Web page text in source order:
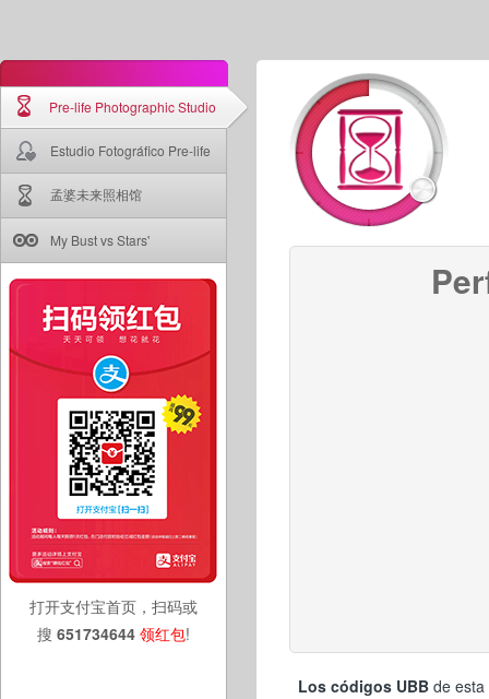
Pre-life Photographic Studio
Estudio Fotográfico Pre-life
孟婆未来照相馆
My Bust vs Stars'
打开支付宝首页，扫码或
搜 651734644 领红包!
Los códigos UBBde esta